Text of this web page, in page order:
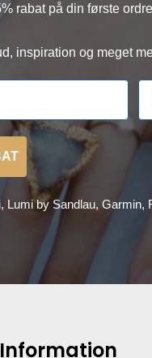
rabat på din første
inspiration og meget
by Sandlau, Garmin,
Information